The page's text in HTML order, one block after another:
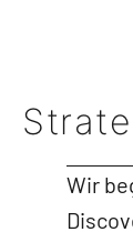
Wir